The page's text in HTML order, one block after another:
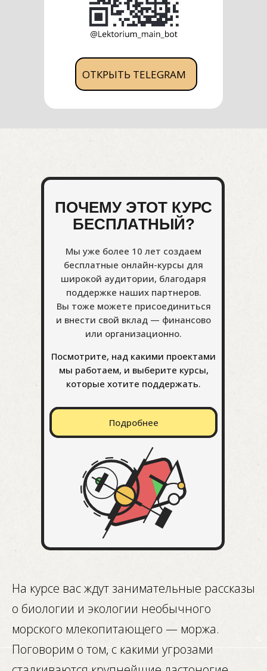
ОТКРЫТЬ TELEGRAM
Подробнее
Мы уже более 10 лет создаем
бесплатные онлайн-курсы для
широкой аудитории, благодаря
поддержке наших партнеров.
Вы тоже можете присоединиться
и внести свой вклад — финансово
или организационно.
Посмотрите, над какими проектами
мы работаем, и выберите курсы,
которые хотите поддержать.
ПОЧЕМУ ЭТОТ КУРС
БЕСПЛАТНЫЙ?
На курсе вас ждут занимательные рассказы
о биологии и экологии необычного
морского млекопитающего — моржа.
Поговорим о том, с какими угрозами